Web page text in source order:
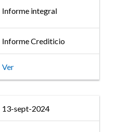
Informe integral
Informe Crediticio
Ver
13-sept-2024